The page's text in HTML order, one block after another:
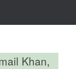
Khan,